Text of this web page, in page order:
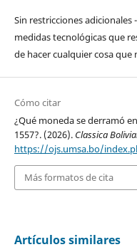
Sin restricciones
medidas tecnológicas que
de hacer cualquier cosa
Cómo citar
¿Qué moneda se derramó
1557?. (2026). Classica
https://ojs.umsa.bo/
Más formatos de cita
Artículos similares